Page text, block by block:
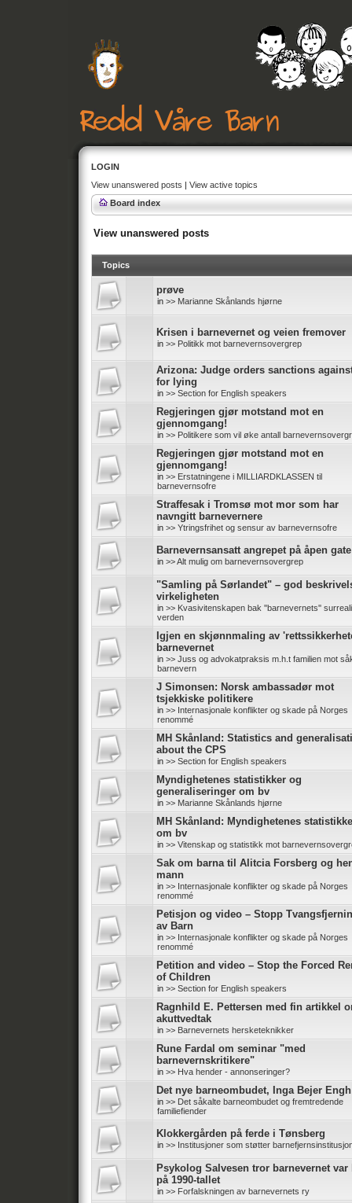
LOGIN
View unanswered posts | View active topics
Board index
View unanswered posts
Topics
prøve
in >> Marianne Skånlands hjørne
Krisen i barnevernet og veien fremover
in >> Politikk mot barnevernsovergrep
Arizona: Judge orders sanctions
for lying
in >> Section for English speakers
Regjeringen gjør motstand mot en
gjennomgang!
in >> Politikere som vil øke antall
Regjeringen gjør motstand mot en
gjennomgang!
in >> Erstatningene i MILLIARDKLASSEN til
barnevernsofre
Straffesak i Tromsø mot mor som har
navngitt barnevernere
in >> Ytringsfrihet og sensur av barnevernsofre
Barnevernsansatt angrepet på åpen gate
in >> Alt mulig om barnevernsovergrep
"Samling på Sørlandet" – god
virkeligheten
in >> Kvasivitenskapen bak ''barnevernets''
verden
Igjen en skjønnmaling av
barnevernet
in >> Juss og advokatpraksis m.h.t familien mot
barnevern
J Simonsen: Norsk ambassadør mot
tsjekkiske politikere
in >> Internasjonale konflikter og skade på Norges
renommé
MH Skånland: Statistics and
about the CPS
in >> Section for English speakers
Myndighetenes statistikker og
generaliseringer om bv
in >> Marianne Skånlands hjørne
MH Skånland: Myndighetenes
om bv
in >> Vitenskap og statistikk mot
Sak om barna til Alitcia Forsberg og
mann
in >> Internasjonale konflikter og skade på Norges
renommé
Petisjon og video – Stopp
av Barn
in >> Internasjonale konflikter og skade på Norges
renommé
Petition and video – Stop the Forced
of Children
in >> Section for English speakers
Ragnhild E. Pettersen med fin artikkel
akuttvedtak
in >> Barnevernets hersketeknikker
Rune Fardal om seminar "med
barnevernskritikere"
in >> Hva hender - annonseringer?
Det nye barneombudet, Inga Bejer Engh
in >> Det såkalte barneombudet og fremtredende
familiefiender
Klokkergården på ferde i Tønsberg
in >> Institusjoner som støtter
Psykolog Salvesen tror barnevernet var
på 1990-tallet
in >> Forfalskningen av barnevernets ry